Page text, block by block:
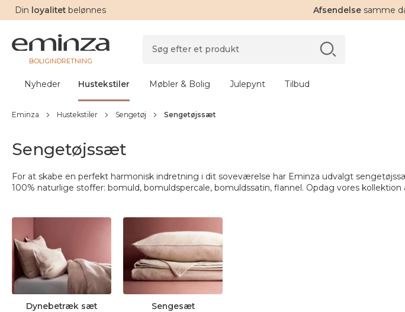
Din loyalitet belønnes Afsendelse samme
BOLIGINDRETNING
Nyheder Hustekstiler Møbler & Bolig Julepynt Tilbud
Eminza Hustekstiler Sengetøj Sengetøjssæt
Sengetøjssæt
For at skabe en perfekt harmonisk indretning i dit soveværelse har Eminza udvalgt
100% naturlige stoffer: bomuld, bomuldspercale, bomuldssatin, flannel. Opdag vores
Dynebetræk sæt Sengesæt